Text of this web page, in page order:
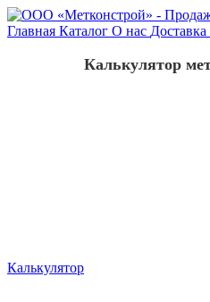
Главная Каталог О нас Доставка
Калькулятор
Калькулятор